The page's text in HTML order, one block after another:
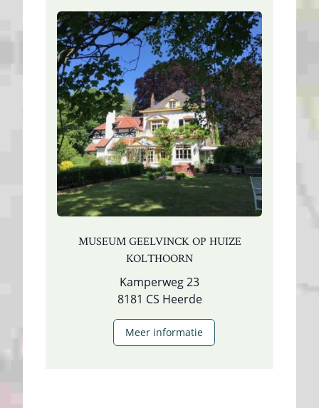
MUSEUM GEELVINCK OP HUIZE
KOLTHOORN
Kamperweg 23
8181 CS Heerde
Meer informatie